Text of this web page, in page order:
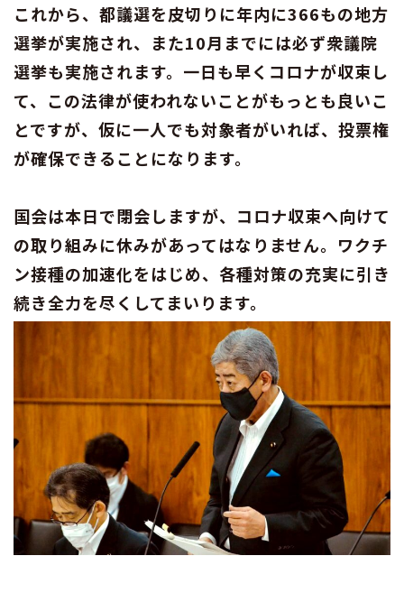
これから、都議選を皮切りに年内に366もの地方
選挙が実施され、また10月までには必ず衆議院
選挙も実施されます。一日も早くコロナが収束し
て、この法律が使われないことがもっとも良いこ
とですが、仮に一人でも対象者がいれば、投票権
が確保できることになります。
国会は本日で閉会しますが、コロナ収束へ向けて
の取り組みに休みがあってはなりません。ワクチ
ン接種の加速化をはじめ、各種対策の充実に引き
続き全力を尽くしてまいります。